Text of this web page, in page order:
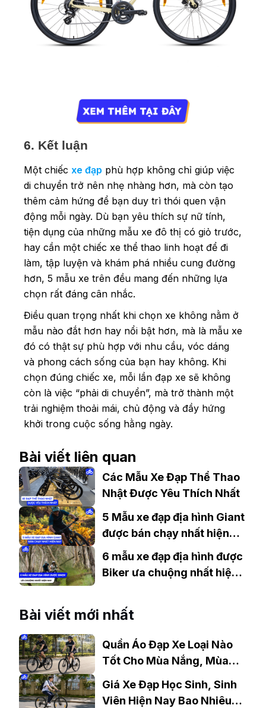
6. Kết luận
Một chiếc xe đạp phù hợp không chỉ giúp việc
di chuyển trở nên nhẹ nhàng hơn, mà còn tạo
thêm cảm hứng để bạn duy trì thói quen vận
động mỗi ngày. Dù bạn yêu thích sự nữ tính,
tiện dụng của những mẫu xe đô thị có giỏ trước,
hay cần một chiếc xe thể thao linh hoạt để đi
làm, tập luyện và khám phá nhiều cung đường
hơn, 5 mẫu xe trên đều mang đến những lựa
chọn rất đáng cân nhắc.
Điều quan trọng nhất khi chọn xe không nằm ở
mẫu nào đắt hơn hay nổi bật hơn, mà là mẫu xe
đó có thật sự phù hợp với nhu cầu, vóc dáng
và phong cách sống của bạn hay không. Khi
chọn đúng chiếc xe, mỗi lần đạp xe sẽ không
còn là việc “phải di chuyển”, mà trở thành một
trải nghiệm thoải mái, chủ động và đầy hứng
khởi trong cuộc sống hằng ngày.
Bài viết liên quan
Các Mẫu Xe Đạp Thể Thao
Nhật Được Yêu Thích Nhất
5 Mẫu xe đạp địa hình Giant
được bán chạy nhất hiện
6 mẫu xe đạp địa hình được
Biker ưa chuộng nhất hiện
Bài viết mới nhất
Quần Áo Đạp Xe Loại Nào
Tốt Cho Mùa Nắng, Mùa
Mưa?
Giá Xe Đạp Học Sinh, Sinh
Viên Hiện Nay Bao Nhiêu?